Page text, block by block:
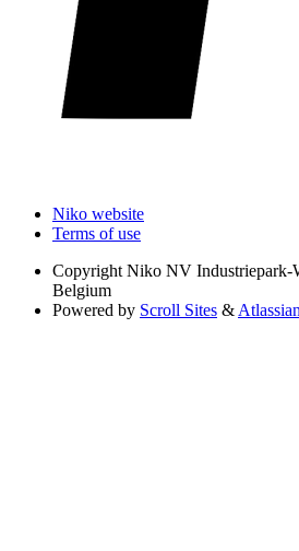
Niko website
Terms of use
Copyright Niko NV Industriepark-
Belgium
Powered by Scroll Sites &